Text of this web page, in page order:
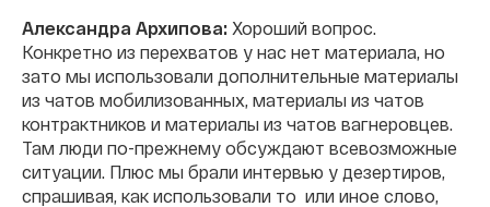
Александра Архипова: Хороший вопрос.
Конкретно из перехватов у нас нет материала, но
зато мы использовали дополнительные материалы
из чатов мобилизованных, материалы из чатов
контрактников и материалы из чатов вагнеровцев.
Там люди по-прежнему обсуждают всевозможные
ситуации. Плюс мы брали интервью у дезертиров,
спрашивая, как использовали то или иное слово,